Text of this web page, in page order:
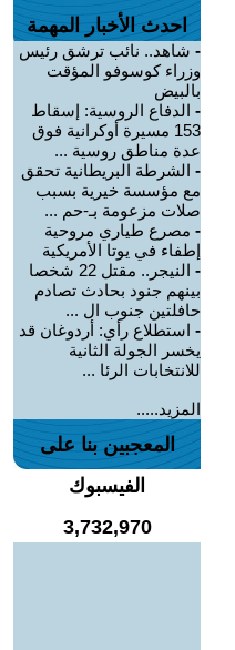
احدث الأخبار المهمة
- شاهد.. نائب ترشق رئيس
وزراء كوسوفو المؤقت
بالبيض
- الدفاع الروسية: إسقاط
153 مسيرة أوكرانية فوق
عدة مناطق روسية ...
- الشرطة البريطانية تحقق
مع مؤسسة خيرية بسبب
صلات مزعومة بـ-حم ...
- مصرع طياري مروحية
إطفاء في يوتا الأمريكية
-
النيجر.. مقتل 22 شخصا
بينهم جنود بحادث تصادم
حافلتين جنوب ال ...
- استطلاع رأي: أردوغان قد
يخسر الجولة الثانية
للانتخابات الرئا ...
المزيد.....
المعجبين بنا على
الفيسبوك
3,732,970